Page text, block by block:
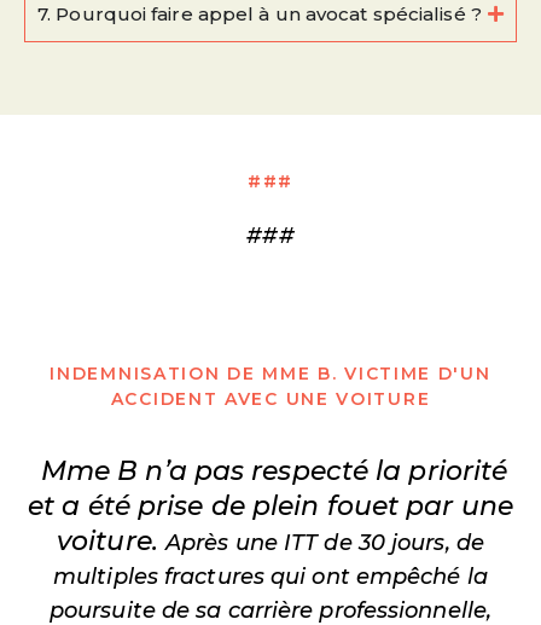
7. Pourquoi faire appel à un avocat spécialisé ?
###
###
INDEMNISATION DE MME B. VICTIME D'UN
ACCIDENT AVEC UNE VOITURE
Mme B n’a pas respecté la priorité
et a été prise de plein fouet par une
voiture.Après une ITT de 30 jours, de
multiples fractures qui ont empêché la
poursuite de sa carrière professionnelle,